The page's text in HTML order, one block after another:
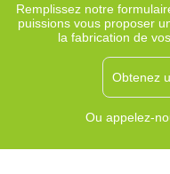
Remplissez notre
puissions vous proposer
la fabrication de
Obtenez
Ou appelez-